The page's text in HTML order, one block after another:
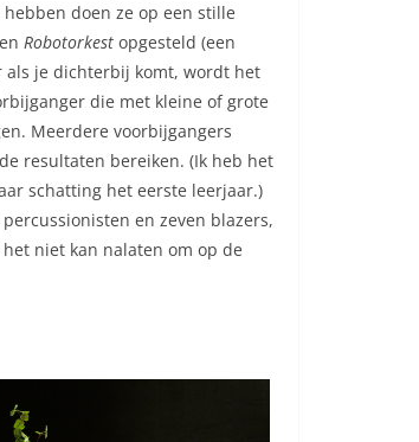
doen ze op een stille
Robotorkest opgesteld (een
als je dichterbij komt, wordt het
die met kleine of grote
Meerdere voorbijgangers
resultaten bereiken. (Ik heb het
schatting het eerste leerjaar.)
percussionisten en zeven blazers,
niet kan nalaten om op de